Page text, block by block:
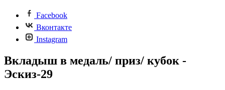
Facebook
Вконтакте
Instagram
Вкладыш в медаль/ приз/ кубок -
Эскиз-29